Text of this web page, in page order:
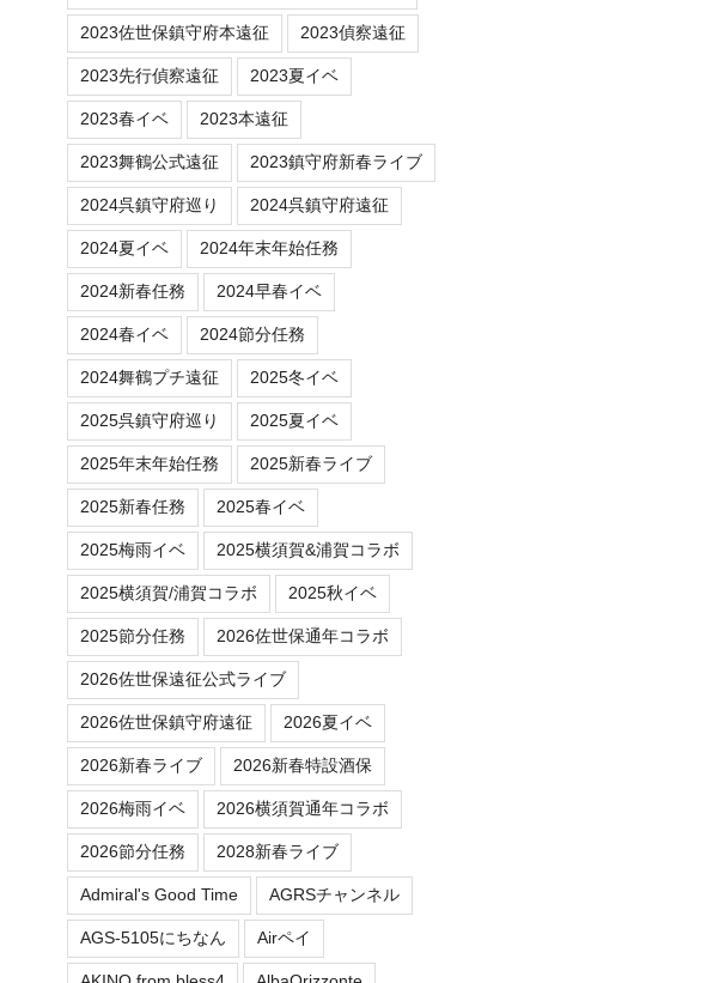
2023佐世保鎮守府本遠征 2023偵察遠征
2023先行偵察遠征 2023夏イベ
2023春イベ 2023本遠征
2023舞鶴公式遠征 2023鎮守府新春ライブ
2024呉鎮守府巡り 2024呉鎮守府遠征
2024夏イベ 2024年末年始任務
2024新春任務 2024早春イベ
2024春イベ 2024節分任務
2024舞鶴プチ遠征 2025冬イベ
2025呉鎮守府巡り 2025夏イベ
2025年末年始任務 2025新春ライブ
2025新春任務 2025春イベ
2025梅雨イベ 2025横須賀&浦賀コラボ
2025横須賀/浦賀コラボ 2025秋イベ
2025節分任務 2026佐世保通年コラボ
2026佐世保遠征公式ライブ
2026佐世保鎮守府遠征 2026夏イベ
2026新春ライブ 2026新春特設酒保
2026梅雨イベ 2026横須賀通年コラボ
2026節分任務 2028新春ライブ
Admiral's Good Time AGRSチャンネル
AGS-5105にちなん Airペイ